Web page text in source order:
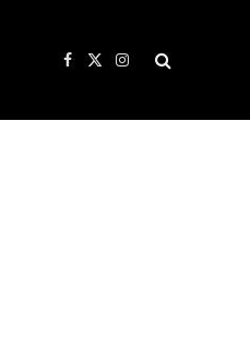
Facebook
X
Instagram